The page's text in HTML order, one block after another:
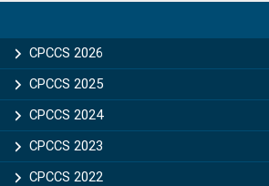
Sidebar
CPCCS 2026
CPCCS 2025
CPCCS 2024
CPCCS 2023
CPCCS 2022